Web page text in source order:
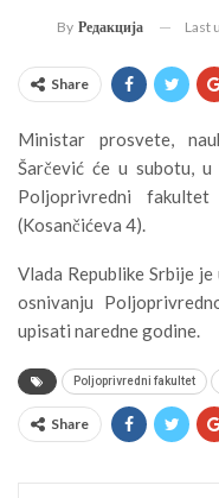
By Редакција Last
Share
Ministar prosvete,
Šarčević će u subotu,
Poljoprivredni
(Kosančićeva 4).
Vlada Republike Srbije
osnivanju
upisati naredne godine.
Poljoprivredni fakultet
Share